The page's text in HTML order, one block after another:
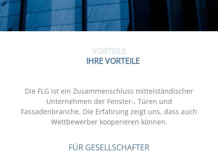
VORTEILE
IHRE VORTEILE
Die FLG ist ein Zusammenschluss mittelständischer
Unternehmen der Fenster-, Türen und
Fassadenbranche. Die Erfahrung zeigt uns, dass auch
Wettbewerber kooperieren können.
FÜR GESELLSCHAFTER